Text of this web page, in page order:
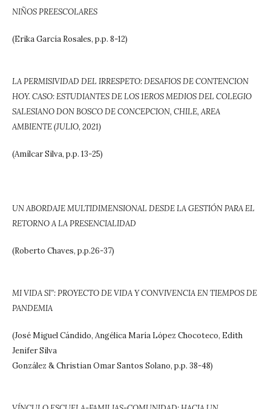
NIÑOS PREESCOLARES
(Erika García Rosales, p.p. 8-12)
LA PERMISIVIDAD DEL IRRESPETO: DESAFIOS DE CONTENCION
HOY. CASO: ESTUDIANTES DE LOS 1EROS MEDIOS DEL COLEGIO
SALESIANO DON BOSCO DE CONCEPCION, CHILE, AREA
AMBIENTE (JULIO, 2021)
(Amílcar Silva, p.p. 13-25)
UN ABORDAJE MULTIDIMENSIONAL DESDE LA GESTIÓN PARA EL
RETORNO A LA PRESENCIALIDAD
(Roberto Chaves, p.p.26-37)
MI VIDA SI”: PROYECTO DE VIDA Y CONVIVENCIA EN TIEMPOS DE
PANDEMIA
(José Miguel Cándido, Angélica María López Chocoteco, Edith
Jenifer Silva
González & Christian Omar Santos Solano, p.p. 38-48)